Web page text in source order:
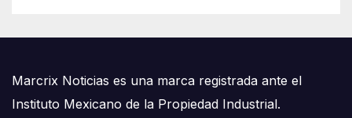
Marcrix Noticias es una marca registrada ante el
Instituto Mexicano de la Propiedad Industrial.